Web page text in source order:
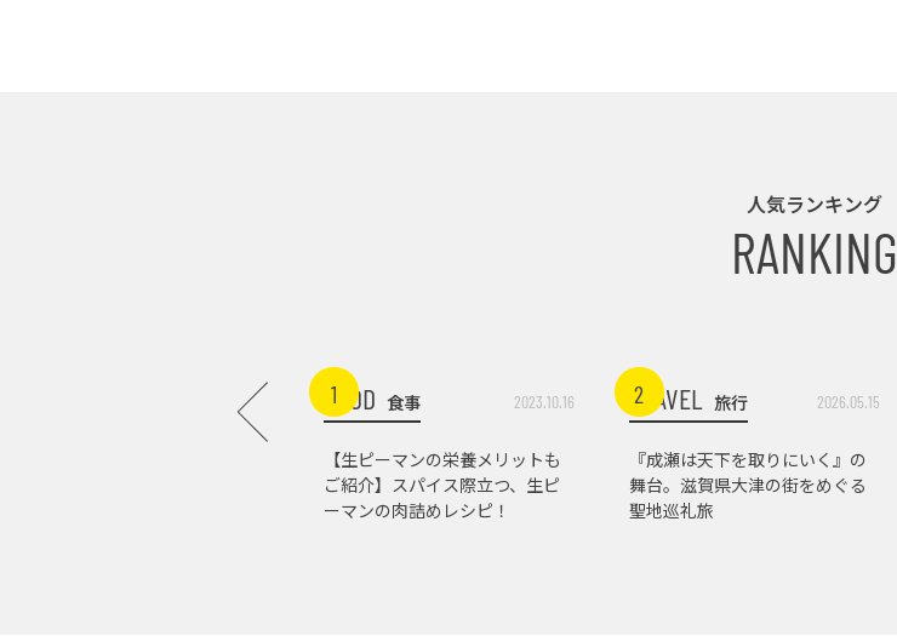
人気ランキング
RANKING
1FOOD 食事 2023.10.16
【生ピーマンの栄養メリットも
ご紹介】スパイス際立つ、生ピ
ーマンの肉詰めレシピ！
2
TRAVEL 旅行 2026.05.15
『成瀬は天下を取りにいく』の
舞台。滋賀県大津の街をめぐる
聖地巡礼旅